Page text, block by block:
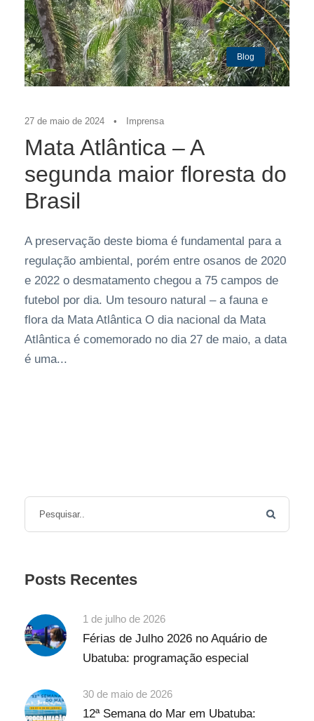
Blog
27 de maio de 2024 • Imprensa
Mata Atlântica – A
segunda maior floresta do
Brasil
A preservação deste bioma é fundamental para a
regulação ambiental, porém entre osanos de 2020
e 2022 o desmatamento chegou a 75 campos de
futebol por dia. Um tesouro natural – a fauna e
flora da Mata Atlântica O dia nacional da Mata
Atlântica é comemorado no dia 27 de maio, a data
é uma...
Posts Recentes
1 de julho de 2026
Férias de Julho 2026 no Aquário de
Ubatuba: programação especial
30 de maio de 2026
12ª Semana do Mar em Ubatuba: